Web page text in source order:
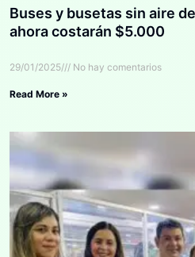
Buses y busetas sin aire
ahora costarán $5.000
29/01/2025 No hay comentarios
Read More »